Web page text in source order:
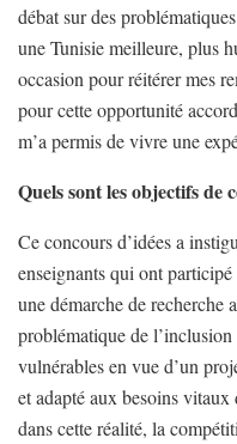
débat sur des
une Tunisie meilleure, plus
occasion pour réitérer mes
pour cette opportunité
m’a permis de vivre une
Quels sont les objectifs de
Ce concours d’idées a
enseignants qui ont
une démarche de recherche
problématique de
vulnérables en vue d’un
et adapté aux besoins vitaux
dans cette réalité, la